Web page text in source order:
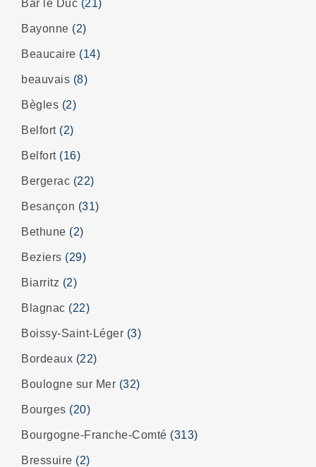
Bar le Duc (21)
Bayonne (2)
Beaucaire (14)
beauvais (8)
Bègles (2)
Belfort (2)
Belfort (16)
Bergerac (22)
Besançon (31)
Bethune (2)
Beziers (29)
Biarritz (2)
Blagnac (22)
Boissy-Saint-Léger (3)
Bordeaux (22)
Boulogne sur Mer (32)
Bourges (20)
Bourgogne-Franche-Comté (313)
Bressuire (2)